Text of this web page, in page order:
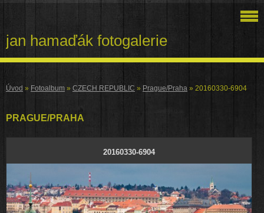
jan hamaďák fotogalerie
Úvod » Fotoalbum » CZECH REPUBLIC » Prague/Praha » 20160330-6904
PRAGUE/PRAHA
20160330-6904